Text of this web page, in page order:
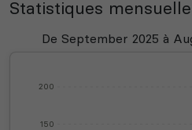
Statistiques
150
200